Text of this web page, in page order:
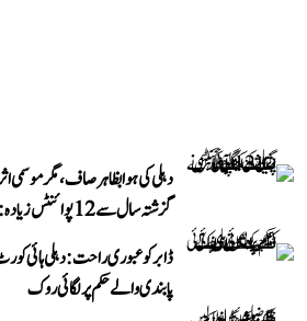
دہلی کی ہوا بظاہر صاف، مگر
گزشتہ سال سے 12 پوائنٹس زیادہ: اجے ماکن
ڈابر کو عبوری راحت: دہلی
پابندی والے حکم پر لگائی روک